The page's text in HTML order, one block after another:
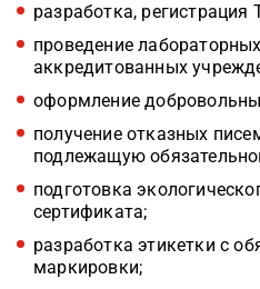
разработка, регистрация
проведение
аккредитованных
оформление
получение отказных
подлежащую
подготовка
сертификата;
разработка этикетки с
маркировки;